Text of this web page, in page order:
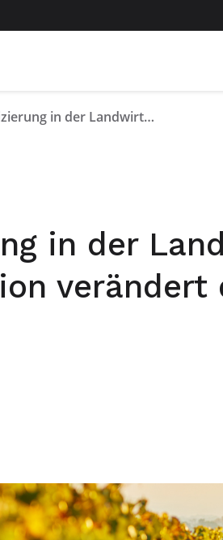
Elektrifizierung in der Landwirtschaft: Eine leise Revolution verändert die Arbeit auf den Feldern
in der